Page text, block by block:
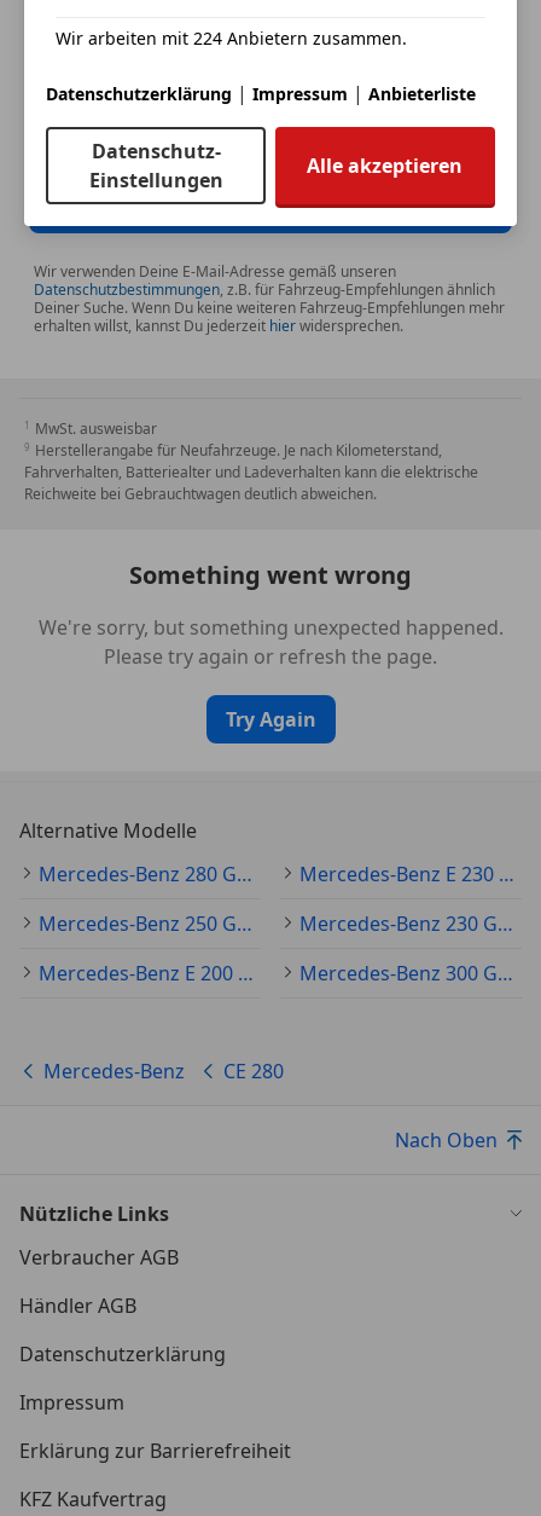
kann dieseEinwilligung
jederzeit mit Wirkung für die Zukunft
E-Mail senden
Wir verwenden Deine E-Mail-Adresse gemäß unseren
Datenschutzbestimmungen, z.B. für Fahrzeug-Empfehlungen ähnlich
Deiner Suche. Wenn Du keine weiteren Fahrzeug-Empfehlungen mehr
erhalten willst, kannst Du jederzeit hierwidersprechen.
MwSt. ausweisbar
Herstellerangabe für Neufahrzeuge. Je nach Kilometerstand,
Fahrverhalten, Batteriealter und Ladeverhalten kann die elektrische
Reichweite bei Gebrauchtwagen deutlich abweichen.
Something went wrong
We're sorry, but something unexpected happened.
Please try again or refresh the page.
Try Again
Alternative Modelle
Mercedes-Benz 280 Gebraucht
Mercedes-Benz E 230 Gebraucht
Mercedes-Benz 250 Gebraucht
Mercedes-Benz 230 Gebraucht
Mercedes-Benz E 200 Gebraucht
Mercedes-Benz 300 Gebraucht
Mercedes-Benz CE 280
Nach Oben
Nützliche Links
Verbraucher AGB
Händler AGB
Datenschutzerklärung
Impressum
Erklärung zur Barrierefreiheit
KFZ Kaufvertrag
Wir arbeiten mit 224 Anbietern zusammen.
Datenschutzerklärung | Impressum | Anbieterliste
Datenschutz-
Einstellungen
Alle akzeptieren